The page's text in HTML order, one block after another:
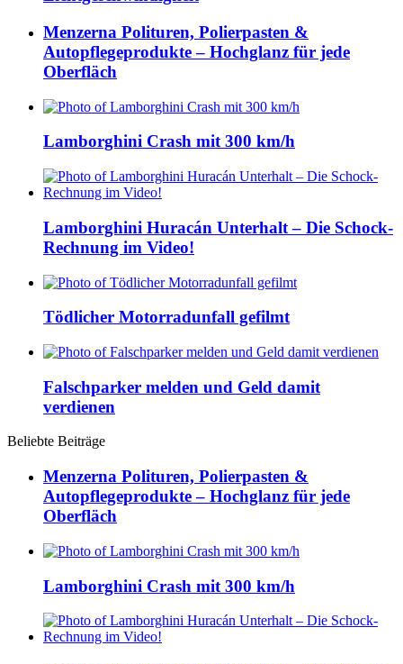
Menzerna Polituren, Polierpasten &
Autopflegeprodukte – Hochglanz für jede
Oberfläch
Lamborghini Crash mit 300 km/h
Lamborghini Huracán Unterhalt – Die Schock-
Rechnung im Video!
Tödlicher Motorradunfall gefilmt
Falschparker melden und Geld damit
verdienen
Beliebte Beiträge
Menzerna Polituren, Polierpasten &
Autopflegeprodukte – Hochglanz für jede
Oberfläch
Lamborghini Crash mit 300 km/h